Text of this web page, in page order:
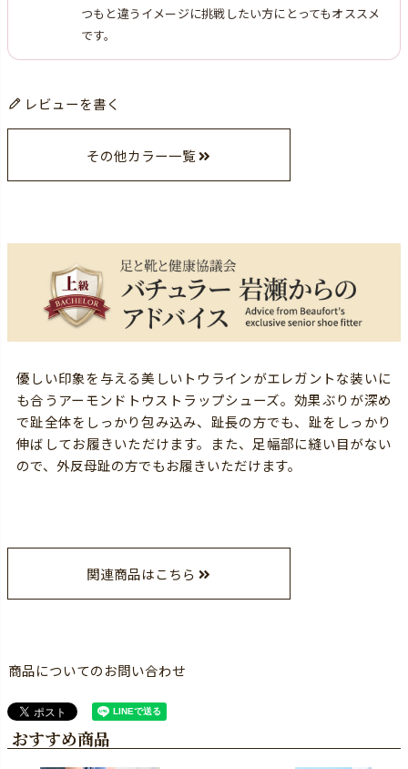
つもと違うイメージに挑戦したい方にとってもオススメ
です。
レビューを書く
その他カラー一覧
優しい印象を与える美しいトウラインがエレガントな装いに
も合うアーモンドトウストラップシューズ。効果ぶりが深め
で趾全体をしっかり包み込み、趾長の方でも、趾をしっかり
伸ばしてお履きいただけます。また、足幅部に縫い目がない
ので、外反母趾の方でもお履きいただけます。
関連商品はこちら
商品についてのお問い合わせ
おすすめ商品